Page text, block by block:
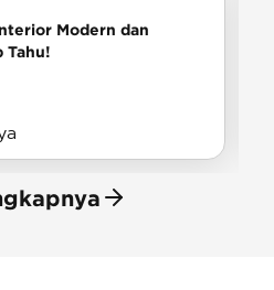
Modern dan
Tahu!